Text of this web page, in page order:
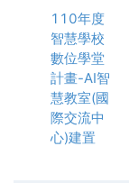
110年度
智慧學校
數位學堂
計畫-AI智
慧教室(國
際交流中
心)建置